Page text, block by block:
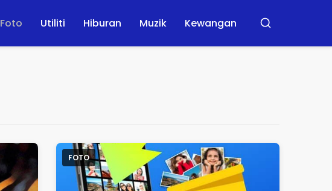
Foto Utiliti Hiburan Muzik Kewangan Buscar
FOTO